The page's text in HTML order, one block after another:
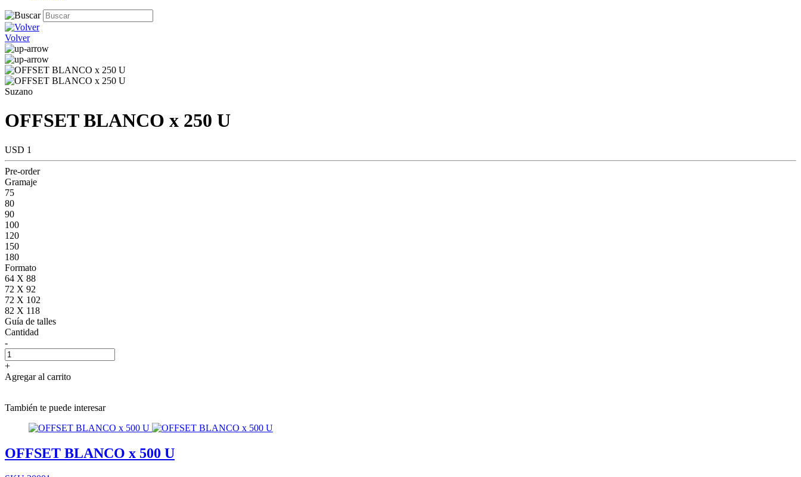
Volver
Suzano
OFFSET BLANCO x 250 U
USD 1
Pre-order
Gramaje
75
80
90
100
120
150
180
Formato
64 X 88
72 X 92
72 X 102
82 X 118
Guía de talles
Cantidad
-
+
Agregar al carrito
También te puede interesar
OFFSET BLANCO x 500 U